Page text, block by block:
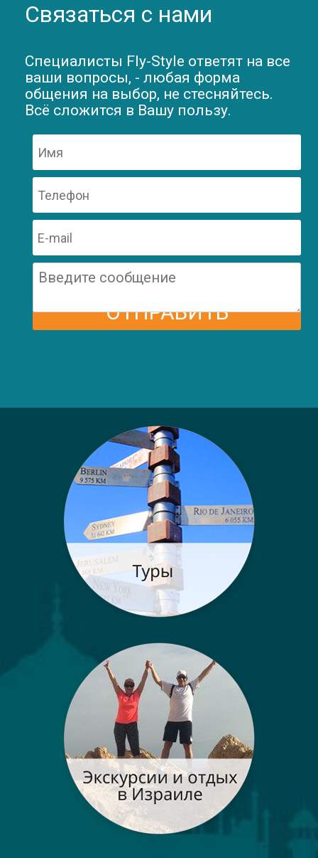
Связаться с нами
Специалисты Fly-Style ответят на все
ваши вопросы, - любая форма
общения на выбор, не стесняйтесь.
Всё сложится в Вашу пользу.